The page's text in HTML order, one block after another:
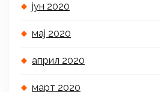
јун 2020
мај 2020
април 2020
март 2020